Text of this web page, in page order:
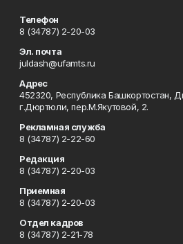
Телефон
8 (34787) 2-20-03
Эл. почта
juldash@ufamts.ru
Адрес
452320, Республика Башкортостан,
г.Дюртюли, пер.М.Якутовой, 2.
Рекламная служба
8 (34787) 2-22-60
Редакция
8 (34787) 2-20-03
Приемная
8 (34787) 2-20-03
Отдел кадров
8 (34787) 2-21-78